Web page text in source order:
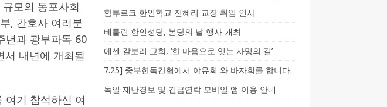
모의 동포사회
, 간호사 여러분
년과 광부파독 60
서 내년에 개최될
여기 참석하신 여
함부르크 한인학교 전혜리 교장 취임 인사
베를린 한인성당, 본당의 날 행사 개최
에센 갈보리 교회, ‘한 마음으로 잇는 사명의 길’
7.25] 중부한독간협에서 야유회 와 바자회를 합니다.
독일 재난경보 및 긴급연락 모바일 앱 이용 안내